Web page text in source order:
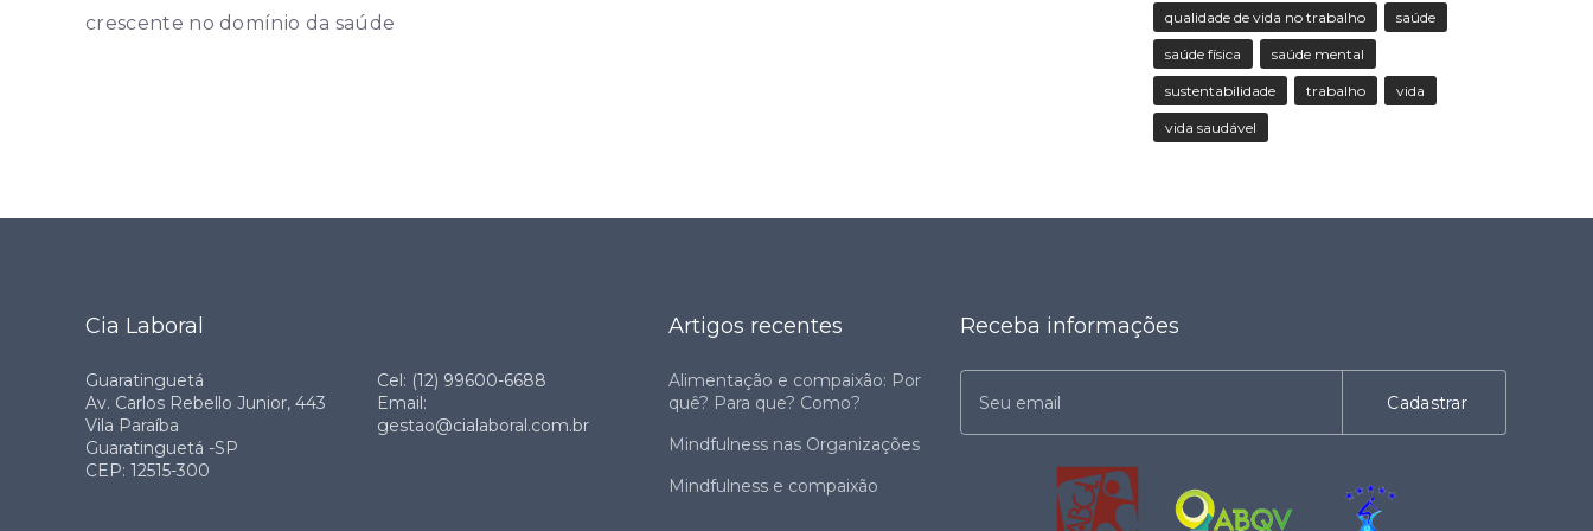
crescente no domínio da saúde
qualidade de vida no trabalho saúde
saúde física saúde mental
sustentabilidade trabalho vida
vida saudável
Cia Laboral
Guaratinguetá
Av. Carlos Rebello Junior, 443
Vila Paraíba
Guaratinguetá -SP
CEP: 12515-300
Cel: (12) 99600-6688
Email:
gestao@cialaboral.com.br
Artigos recentes
Alimentação e compaixão: Por
quê? Para que? Como?
Mindfulness nas Organizações
Mindfulness e compaixão
Receba informações
Cadastrar